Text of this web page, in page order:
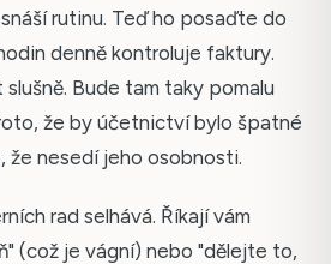
rutinu. Teď ho posaďte do
denně kontroluje faktury.
Bude tam taky pomalu
že by účetnictví bylo špatné
že nesedí jeho osobnosti.
rad selhává. Říkají vám
(což je vágní) nebo "dělejte to,